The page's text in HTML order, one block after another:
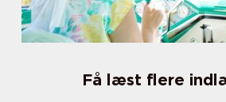
Få læst flere